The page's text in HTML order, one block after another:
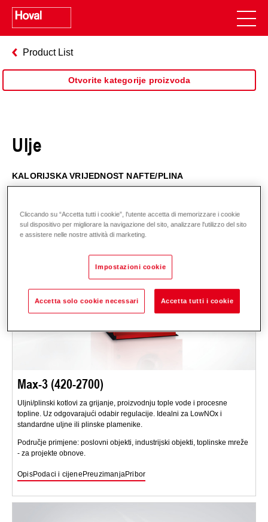
Product List
Otvorite kategorije proizvoda
Ulje
KALORIJSKA VRIJEDNOST NAFTE/PLINA
Max-3 (420-2700)
Uljni/plinski kotlovi za grijanje, proizvodnju tople vode i procesne
topline. Uz odgovarajući odabir regulacije. Idealni za LowNOx i
standardne uljne ili plinske plamenike.
Područje primjene: poslovni objekti, industrijski objekti, toplinske mreže
- za projekte obnove.
OpisPodaci i cijene PreuzimanjaPribor
Cliccando su “Accetta tutti i cookie”, l'utente accetta di memorizzare i cookie
sul dispositivo per migliorare la navigazione del sito, analizzare l'utilizzo del sito
e assistere nelle nostre attività di marketing.
Impostazioni cookie
Accetta solo cookie necessari Accetta tutti i cookie